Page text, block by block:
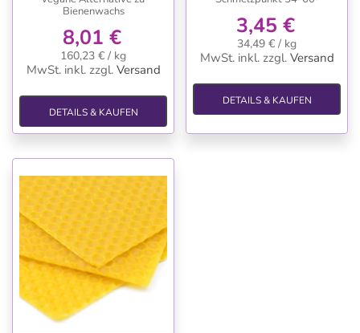
Bienenwachs
8,01 €
160,23 € / kg
MwSt. inkl. zzgl. Versand
DETAILS & KAUFEN
3,45 €
34,49 € / kg
MwSt. inkl. zzgl. Versand
DETAILS & KAUFEN